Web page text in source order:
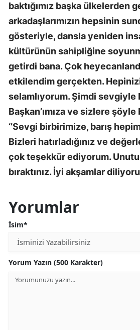
baktığımız başka ülkelerden
arkadaşlarımızın hepsinin
gösteriyle, dansla yeniden
kültürünün sahipliğine
getirdi bana. Çok
etkilendim gerçekten.
selamlıyorum. Şimdi sevgiyle
Başkan’ımıza ve sizlere şöyle
‘’Sevgi birbirimize, barış
Bizleri hatırladığınız ve
çok teşekkür ediyorum.
bıraktınız. İyi akşamlar
Yorumlar
İsim*
Yorum Yazın (500 Karakter)